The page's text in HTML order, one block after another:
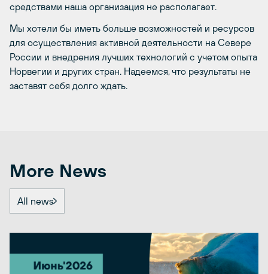
средствами наша организация не располагает.
Мы хотели бы иметь больше возможностей и ресурсов
для осуществления активной деятельности на Севере
России и внедрения лучших технологий с учетом опыта
Норвегии и других стран. Надеемся, что результаты не
заставят себя долго ждать.
More News
All news